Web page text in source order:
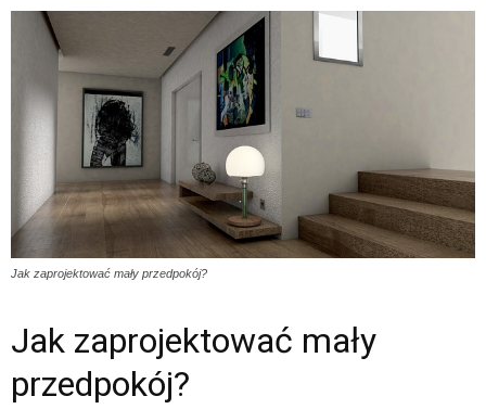
Jak zaprojektować mały przedpokój?
Jak zaprojektować mały
przedpokój?